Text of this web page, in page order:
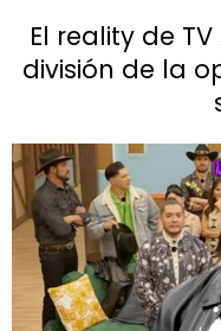
El reality de
división de la